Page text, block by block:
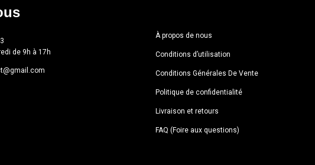
de 9h à 17h
À propos de nous
Conditions d’utilisation
Conditions Générales De Vente
Politique de confidentialité
Livraison et retours
FAQ (Foire aux questions)